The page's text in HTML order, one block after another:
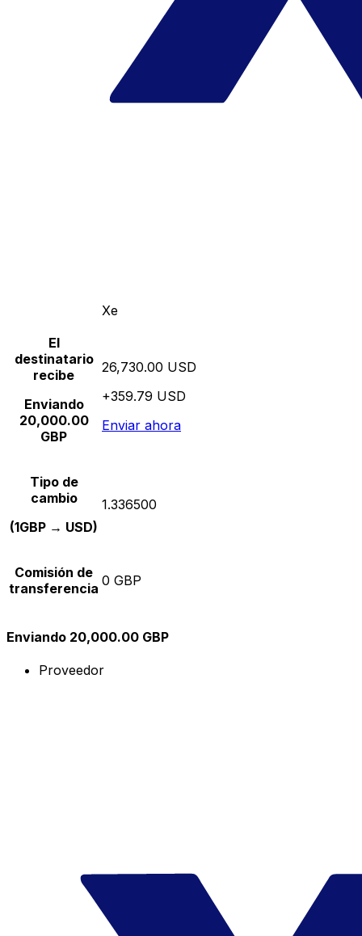
Xe
El
destinatario
recibe
Enviando
20,000.00
GBP
26,730.00 USD
+359.79 USD
Enviar ahora
Tipo de
cambio
(1GBP → USD)
1.336500
Comisión de
transferencia 0 GBP
Enviando 20,000.00 GBP
Proveedor